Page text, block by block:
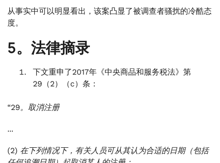
从事实中可以明显看出，该案凸显了被调查者骚扰的冷酷态
度。
5。法律摘录
下文重申了2017年《中央商品和服务税法》第
29（2）（c）条：
“29。取消注册
...
(2) 在下列情况下，有关人员可从其认为合适的日期（包括